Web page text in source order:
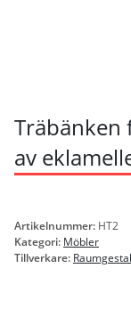
Träbänken
av
Artikelnummer: HT2
Kategori: Möbler
Tillverkare: